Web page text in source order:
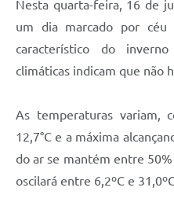
Nesta quarta-feira, 16 de
um dia marcado por
característico do
climáticas indicam que não
As temperaturas variam,
12,7°C e a máxima
do ar se mantém entre
oscilará entre 6,2ºC e